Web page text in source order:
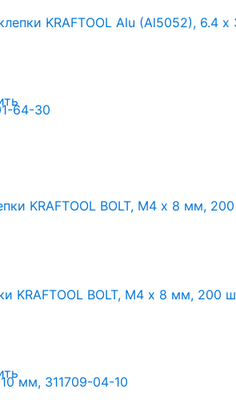
KRAFTOOL Alu (Al5052), 6.4 х
KRAFTOOL BOLT, М4 х 8 мм, 200